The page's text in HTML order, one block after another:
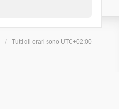
Tutti gli orari sono UTC+02:00